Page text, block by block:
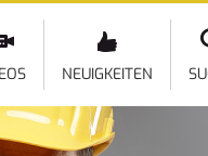
NEUIGKEITEN